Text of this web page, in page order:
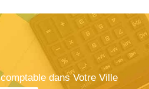
dans Votre Ville